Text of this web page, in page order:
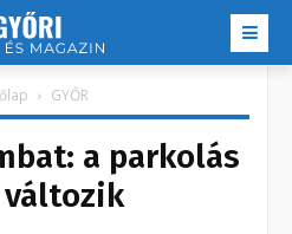
GYŐR
a parkolás
változik